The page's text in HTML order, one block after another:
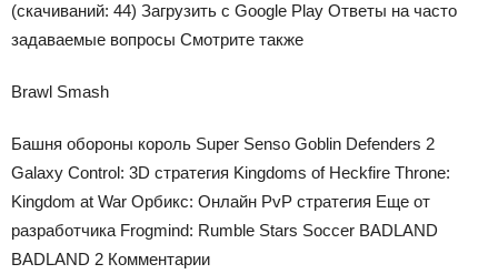
(cкачиваний: 44) Загрузить с Google Play Ответы на часто
задаваемые вопросы Смотрите также
Brawl Smash
Башня обороны король Super Senso Goblin Defenders 2
Galaxy Control: 3D стратегия Kingdoms of Heckfire Throne:
Kingdom at War Орбикс: Онлайн PvP стратегия Еще от
разработчика Frogmind: Rumble Stars Soccer BADLAND
BADLAND 2 Комментарии